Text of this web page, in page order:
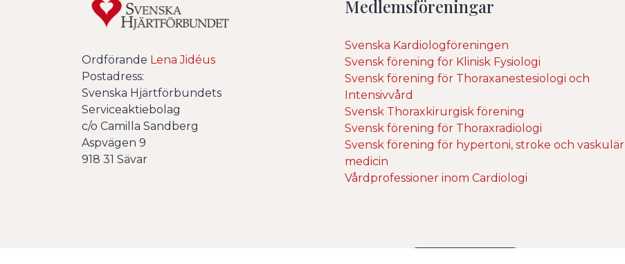
Ordförande Lena Jidéus
Postadress:
Svenska Hjärtförbundets
Serviceaktiebolag
c/o Camilla Sandberg
Aspvägen 9
918 31 Sävar
Medlemsföreningar
Svenska Kardiologföreningen
Svensk förening för Klinisk Fysiologi
Svensk förening för Thoraxanestesiologi och
Intensivvård
Svensk Thoraxkirurgisk förening
Svensk förening för Thoraxradiologi
Svensk förening för hypertoni, stroke och vaskulär
medicin
Vårdprofessioner inom Cardiologi